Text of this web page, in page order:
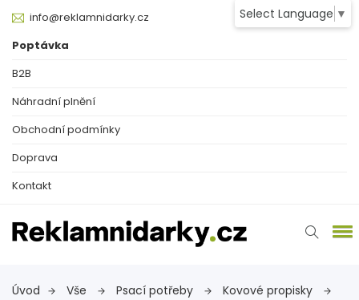
Select Language ▼
info@reklamnidarky.cz
Poptávka
B2B
Náhradní plnění
Obchodní podmínky
Doprava
Kontakt
Úvod Vše Psací potřeby
Kovové propisky